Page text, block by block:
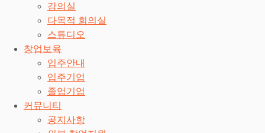
강의실
다목적 회의실
스튜디오
창업보육
입주안내
입주기업
졸업기업
커뮤니티
공지사항